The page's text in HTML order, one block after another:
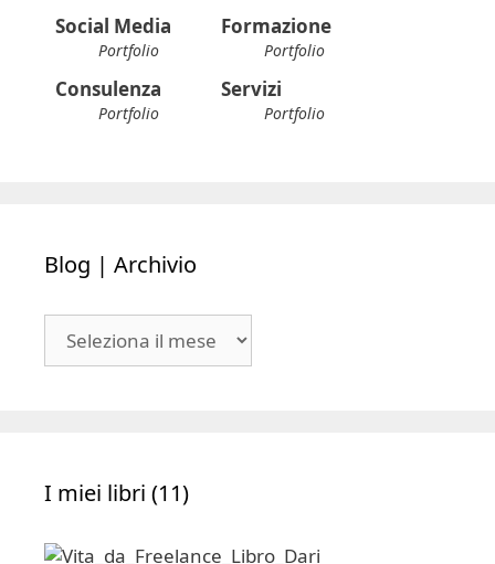
Social Media
Portfolio
Formazione
Portfolio
Consulenza
Portfolio
Servizi
Portfolio
Blog | Archivio
I miei libri (11)